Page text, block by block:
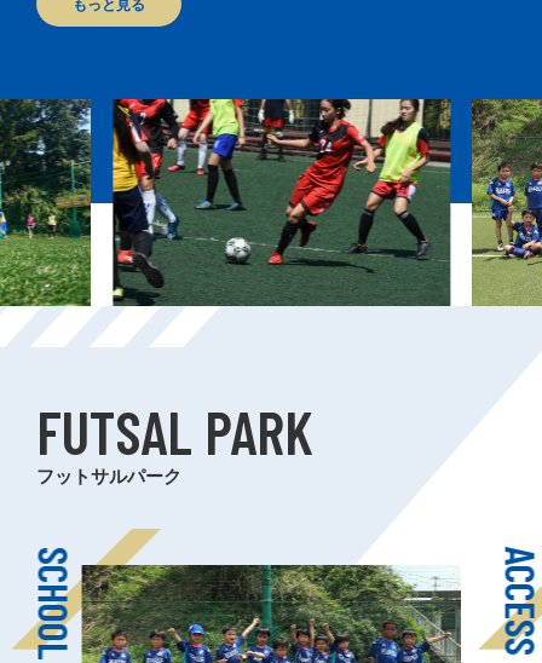
もっと見る
FUTSAL PARK
フットサルパーク
SCHOOL